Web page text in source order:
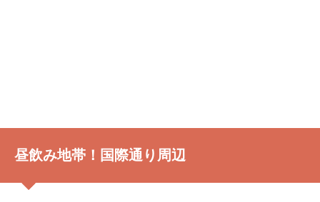
昼飲み地帯！国際通り周辺